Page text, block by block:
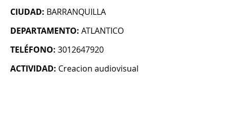
CIUDAD: BARRANQUILLA
DEPARTAMENTO: ATLANTICO
TELÉFONO: 3012647920
ACTIVIDAD: Creacion audiovisual